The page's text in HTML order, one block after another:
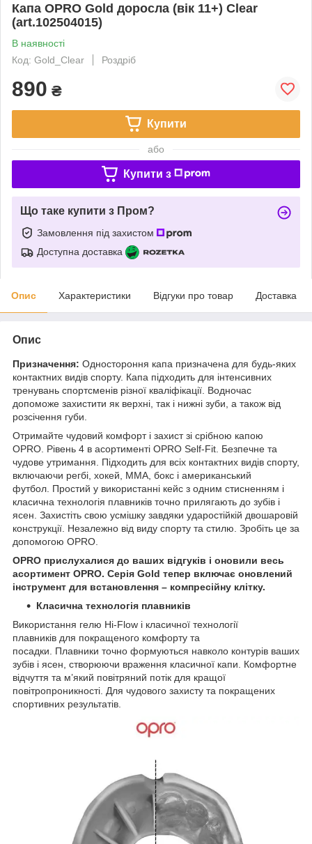
Капа OPRO Gold доросла (вік 11+) Clear
(art.102504015)
В наявності
Код: Gold_Clear
Роздріб
890 ₴
Купити
або
Купити з
Що таке купити з Пром?
Замовлення під захистом
Доступна доставка
Опис Характеристики Відгуки про товар Доставка
Опис
Призначення: Одностороння капа призначена для будь-яких
контактних видів спорту. Капа підходить для інтенсивних
тренувань спортсменів різної кваліфікації. Водночас
допоможе захистити як верхні, так і нижні зуби, а також від
розсічення губи.
Отримайте чудовий комфорт і захист зі срібною капою
OPRO. Рівень 4 в асортименті OPRO Self-Fit. Безпечне та
чудове утримання. Підходить для всіх контактних видів спорту,
включаючи регбі, хокей, ММА, бокс і американський
футбол. Простий у використанні кейс з одним стисненням і
класична технологія плавників точно прилягають до зубів і
ясен. Захистіть свою усмішку завдяки ударостійкій двошаровій
конструкції. Незалежно від виду спорту та стилю. Зробіть це за
допомогою OPRO.
OPRO прислухалися до ваших відгуків і оновили весь
асортимент OPRO. Серія Gold тепер включає оновлений
інструмент для встановлення – компресійну клітку.
Класична технологія плавників
Використання гелю Hi-Flow і класичної технології
плавників для покращеного комфорту та
посадки. Плавники точно формуються навколо контурів ваших
зубів і ясен, створюючи враження класичної капи. Комфортне
відчуття та м’який повітряний потік для кращої
повітропроникності. Для чудового захисту та покращених
спортивних результатів.